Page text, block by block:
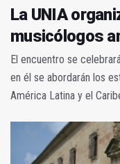
La UNIA
musicólogos
El encuentro se
en él se abordarán los
América Latina y el